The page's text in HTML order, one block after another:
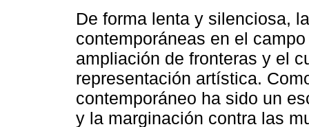
De forma lenta y silenciosa,
contemporáneas en el
ampliación de fronteras y el
representación artística.
contemporáneo ha sido un
y la marginación contra las